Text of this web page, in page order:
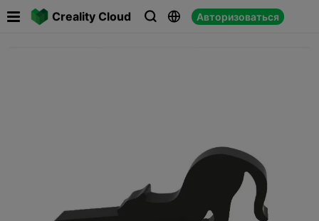
Creality Cloud   Авторизоваться